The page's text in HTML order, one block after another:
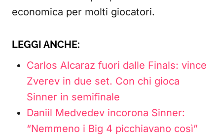
economica per molti giocatori.
LEGGI ANCHE:
Carlos Alcaraz fuori dalle Finals: vince
Zverev in due set. Con chi gioca
Sinner in semifinale
Daniil Medvedev incorona Sinner:
“Nemmeno i Big 4 picchiavano così”